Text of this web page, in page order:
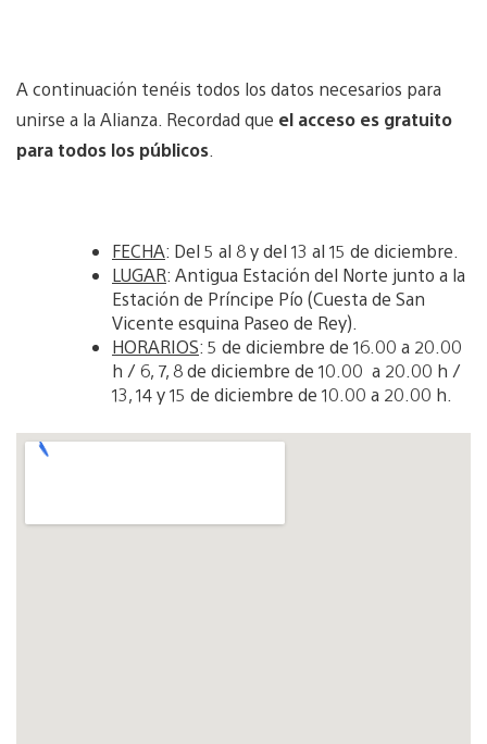
A continuación tenéis todos los datos necesarios para
unirse a la Alianza. Recordad que el acceso es gratuito
para todos los públicos
FECHA: Del 5 al 8 y del 13 al 15 de diciembre.
LUGAR: Antigua Estación del Norte junto a la
Estación de Príncipe Pío (Cuesta de San
Vicente esquina Paseo de Rey).
HORARIOS: 5 de diciembre de 16.00 a 20.00
h / 6, 7, 8 de diciembre de 10.00 a 20.00 h /
13, 14 y 15 de diciembre de 10.00 a 20.00 h.